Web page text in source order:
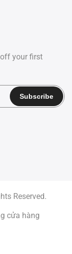
your first
Reserved.
cửa hàng